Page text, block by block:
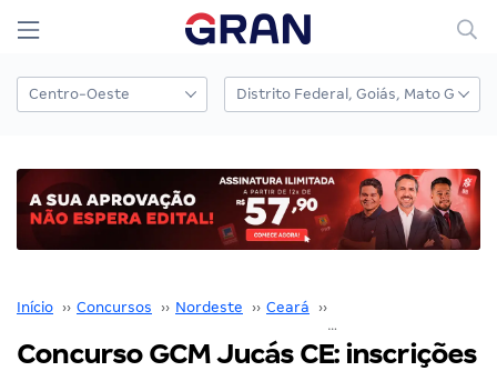
Início ›› Concursos ›› Nordeste ›› Ceará ››
Concurso GCM Jucás CE: inscrições